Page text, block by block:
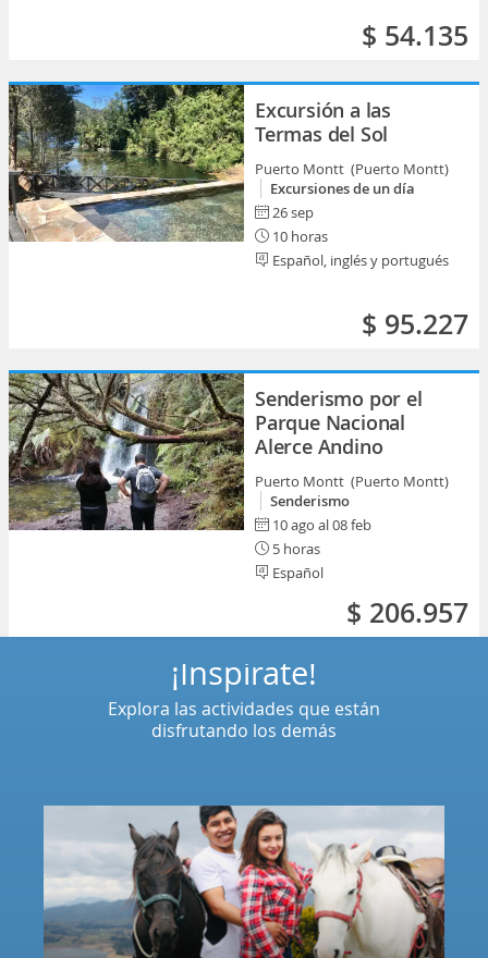
$ 54.135
Excursión a las
Termas del Sol
Puerto Montt (Puerto Montt)
Excursiones de un día
26 sep
10 horas
Español, inglés y portugués
$ 95.227
Senderismo por el
Parque Nacional
Alerce Andino
Puerto Montt (Puerto Montt)
Senderismo
10 ago al 08 feb
5 horas
Español
$ 206.957
¡Inspírate!
Explora las actividades que están
disfrutando los demás